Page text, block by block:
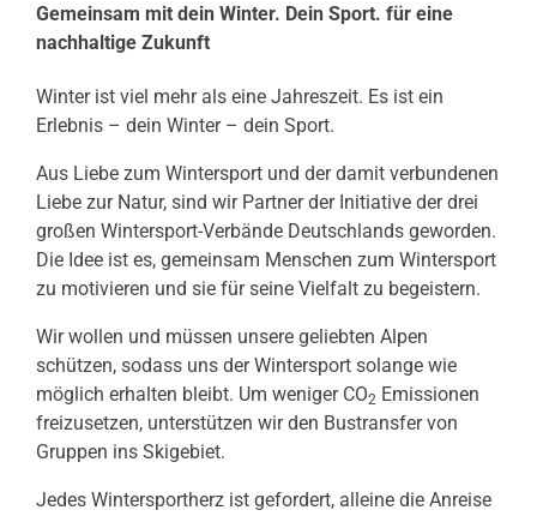
Gemeinsam mit dein Winter. Dein Sport. für eine
nachhaltige Zukunft
Winter ist viel mehr als eine Jahreszeit. Es ist ein
Erlebnis – dein Winter – dein Sport.
Aus Liebe zum Wintersport und der damit verbundenen
Liebe zur Natur, sind wir Partner der Initiative der drei
großen Wintersport-Verbände Deutschlands geworden.
Die Idee ist es, gemeinsam Menschen zum Wintersport
zu motivieren und sie für seine Vielfalt zu begeistern.
Wir wollen und müssen unsere geliebten Alpen
schützen, sodass uns der Wintersport solange wie
möglich erhalten bleibt. Um weniger CO2 Emissionen
freizusetzen, unterstützen wir den Bustransfer von
Gruppen ins Skigebiet.
Jedes Wintersportherz ist gefordert, alleine die Anreise